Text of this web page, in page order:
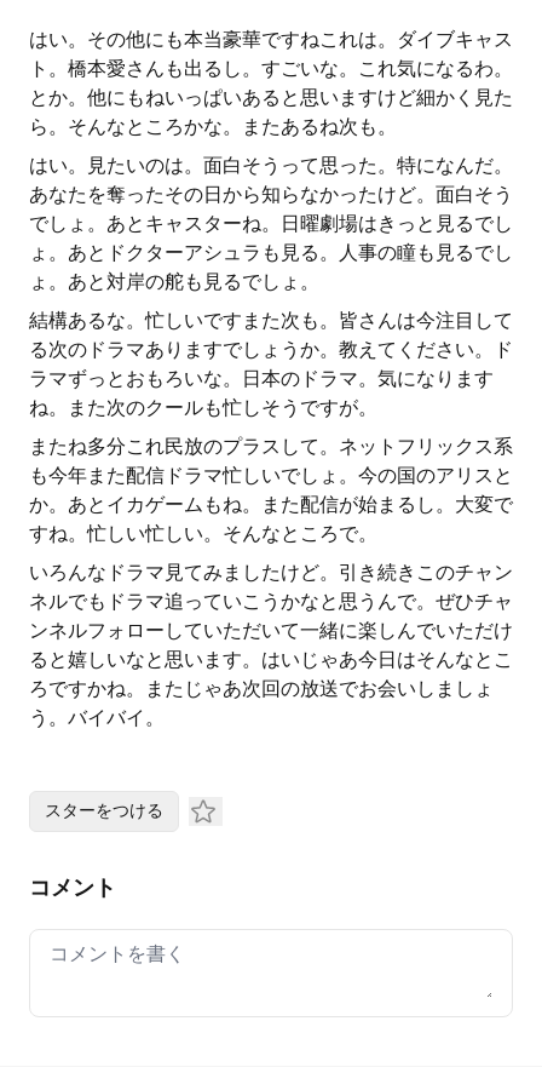
はい。その他にも本当豪華ですねこれは。ダイブキャス
ト。橋本愛さんも出るし。すごいな。これ気になるわ。
とか。他にもねいっぱいあると思いますけど細かく見た
ら。そんなところかな。またあるね次も。
はい。見たいのは。面白そうって思った。特になんだ。
あなたを奪ったその日から知らなかったけど。面白そう
でしょ。あとキャスターね。日曜劇場はきっと見るでし
ょ。あとドクターアシュラも見る。人事の瞳も見るでし
ょ。あと対岸の舵も見るでしょ。
結構あるな。忙しいですまた次も。皆さんは今注目して
る次のドラマありますでしょうか。教えてください。ド
ラマずっとおもろいな。日本のドラマ。気になります
ね。また次のクールも忙しそうですが。
またね多分これ民放のプラスして。ネットフリックス系
も今年また配信ドラマ忙しいでしょ。今の国のアリスと
か。あとイカゲームもね。また配信が始まるし。大変で
すね。忙しい忙しい。そんなところで。
いろんなドラマ見てみましたけど。引き続きこのチャン
ネルでもドラマ追っていこうかなと思うんで。ぜひチャ
ンネルフォローしていただいて一緒に楽しんでいただけ
ると嬉しいなと思います。はいじゃあ今日はそんなとこ
ろですかね。またじゃあ次回の放送でお会いしましょ
う。バイバイ。
スターをつける
コメント
Your comment